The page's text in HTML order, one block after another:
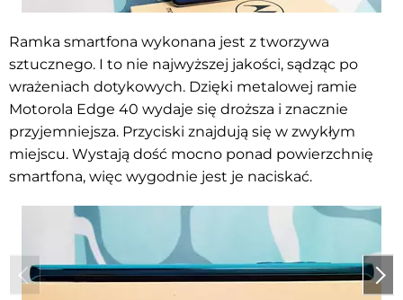
Ramka smartfona wykonana jest z tworzywa
sztucznego. I to nie najwyższej jakości, sądząc po
wrażeniach dotykowych. Dzięki metalowej ramie
Motorola Edge 40 wydaje się droższa i znacznie
przyjemniejsza. Przyciski znajdują się w zwykłym
miejscu. Wystają dość mocno ponad powierzchnię
smartfona, więc wygodnie jest je naciskać.